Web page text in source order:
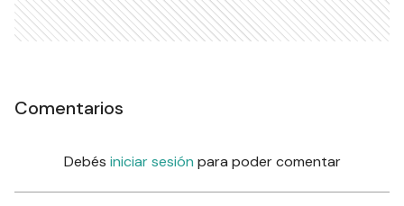
Comentarios
Debés iniciar sesión para poder comentar